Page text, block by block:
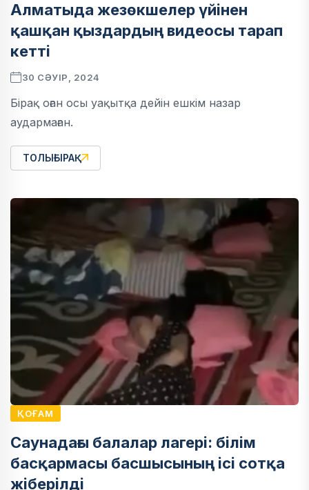
Алматыда жезөкшелер үйінен
қашқан қыздардың видеосы тарап
кетті
30 СӘУІР, 2024
Бірақ оған осы уақытқа дейін ешкім назар
аудармаған.
ТОЛЫҒЫРАҚ
ҚОҒАМ
Саунадағы балалар лагері: білім
басқармасы басшысының ісі сотқа
жіберілді